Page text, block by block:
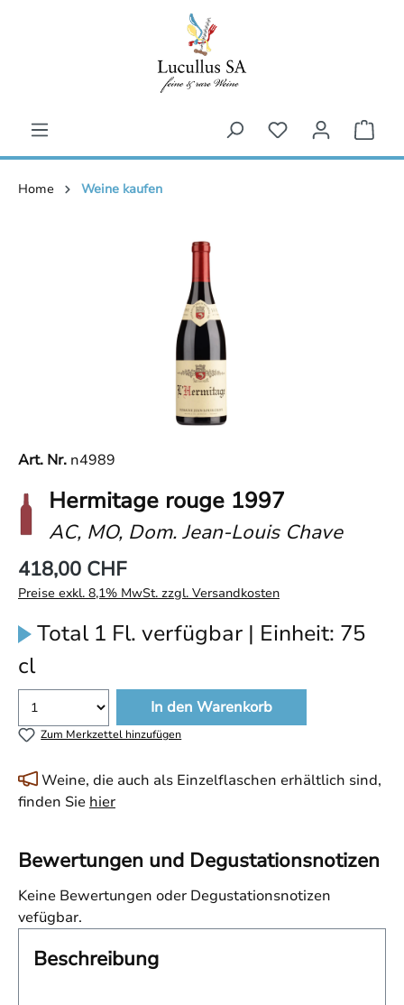
Home Weine kaufen
Art. Nr. n4989
Hermitage rouge 1997
AC, MO, Dom. Jean-Louis Chave
418,00 CHF
Preise exkl. 8,1% MwSt. zzgl. Versandkosten
Total 1 Fl. verfügbar | Einheit: 75
cl
In den Warenkorb
Zum Merkzettel hinzufügen
Weine, die auch als Einzelflaschen erhältlich sind,
finden Sie hier
Bewertungen und Degustationsnotizen
Keine Bewertungen oder Degustationsnotizen
vefügbar.
Beschreibung